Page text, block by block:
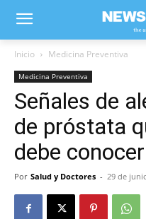
Inicio Medicina Preventiva
Medicina Preventiva
Señales de
de próstata
debe conocer
Por Salud y Doctores - 29 de